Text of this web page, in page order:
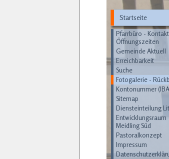
Startseite
Navigation
überspringen
Pfarrbüro -
Öffnungszeiten
Gemeinde Aktuell
Erreichbarkeit
Suche
Fotogalerie -
Kontonummer
Sitemap
Diensteinteilung
Entwicklungsraum
Meidling Süd
Pastoralkonzept
Impressum